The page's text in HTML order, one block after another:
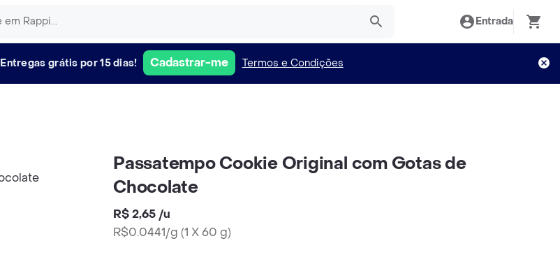
Entrada
Entregas grátis por 15 dias! Cadastrar-me Termos e Condições
Passatempo Cookie Original com Gotas de
Chocolate
R$ 2,65 /u
R$0.0441/g (1 X 60 g)